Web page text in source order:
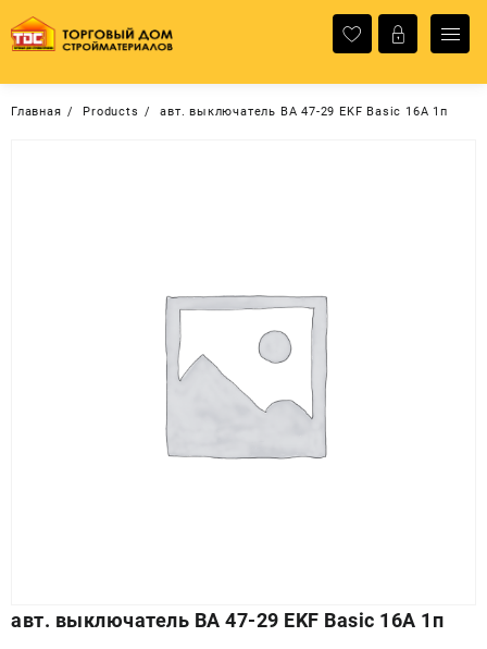
содержимому
Главная Products авт. выключатель ВА 47-29 EKF Basic 16А 1п
авт. выключатель ВА 47-29 EKF Basic 16А 1п